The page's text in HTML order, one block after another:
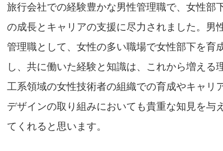
旅行会社での経験豊かな男性管理職で、女性部
の成長とキャリアの支援に尽力されました。男
管理職として、女性の多い職場で女性部下を育
し、共に働いた経験と知識は、これから増える
工系領域の女性技術者の組織での育成やキャリ
デザインの取り組みにおいても貴重な知見を与
てくれると思います。